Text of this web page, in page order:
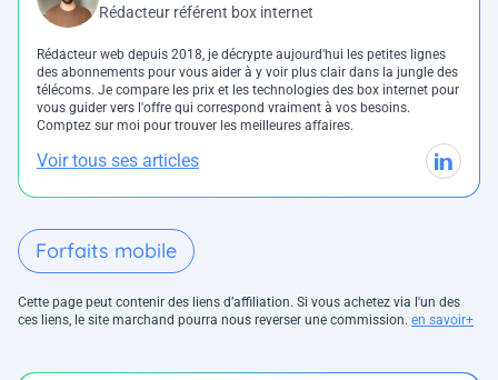
Rédacteur référent box internet
Rédacteur web depuis 2018, je décrypte aujourd'hui les petites lignes
des abonnements pour vous aider à y voir plus clair dans la jungle des
télécoms. Je compare les prix et les technologies des box internet pour
vous guider vers l'offre qui correspond vraiment à vos besoins.
Comptez sur moi pour trouver les meilleures affaires.
Voir tous ses articles
Forfaits mobile
Cette page peut contenir des liens d’affiliation. Si vous achetez via l'un des
ces liens, le site marchand pourra nous reverser une commission. en savoir+